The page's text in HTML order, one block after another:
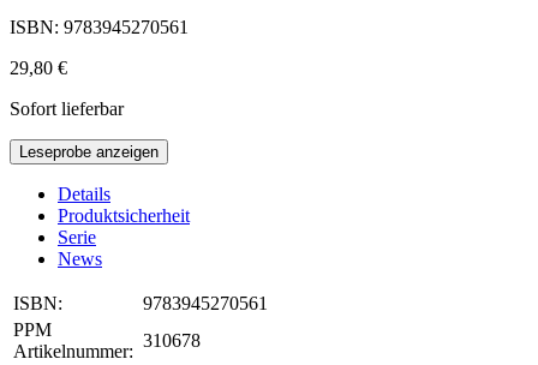
ISBN: 9783945270561
29,80 €
Sofort lieferbar
Leseprobe anzeigen
Details
Produktsicherheit
Serie
News
ISBN:
9783945270561
PPM
Artikelnummer:
310678